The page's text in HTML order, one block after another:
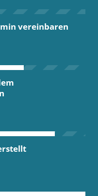
vereinbaren